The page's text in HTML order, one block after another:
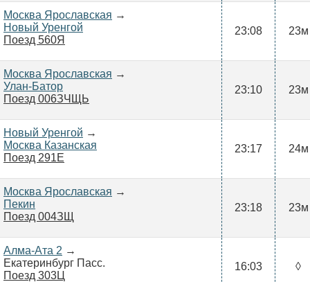
Москва Ярославская →
Новый Уренгой
Поезд 560Я
23:08 23м
Москва Ярославская →
Улан-Батор
Поезд 006ЗЧЩЬ
23:10 23м
Новый Уренгой →
Москва Казанская
Поезд 291Е
23:17 24м
Москва Ярославская →
Пекин
Поезд 004ЗЩ
23:18 23м
Алма-Ата 2 →
Екатеринбург Пасс.
Поезд 303Ц
16:03 ◊